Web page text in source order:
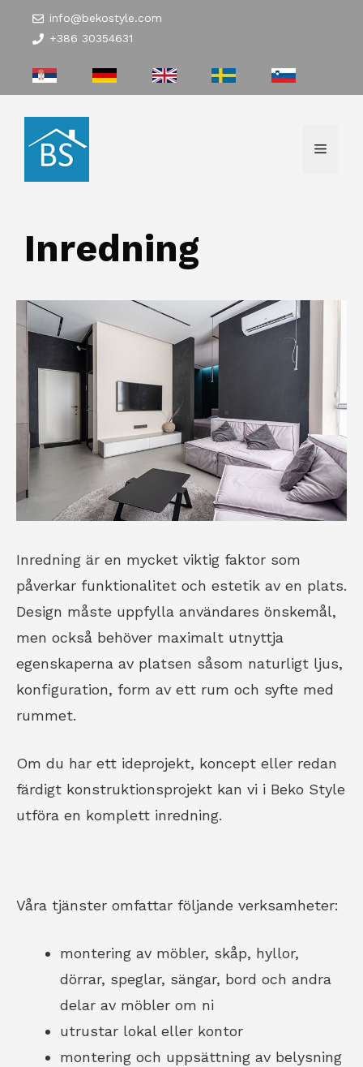
Hoppa info@bekostyle.com
+386 30354631
Meny
Inredning
Inredning är en mycket viktig faktor som
påverkar funktionalitet och estetik av en plats.
Design måste uppfylla användares önskemål,
men också behöver maximalt utnyttja
egenskaperna av platsen såsom naturligt ljus,
konfiguration, form av ett rum och syfte med
rummet.
Om du har ett ideprojekt, koncept eller redan
färdigt konstruktionsprojekt kan vi i Beko Style
utföra en komplett inredning.
Våra tjänster omfattar följande verksamheter:
montering av möbler, skåp, hyllor,
dörrar, speglar, sängar, bord och andra
delar av möbler om ni
utrustar lokal eller kontor
montering och uppsättning av belysning